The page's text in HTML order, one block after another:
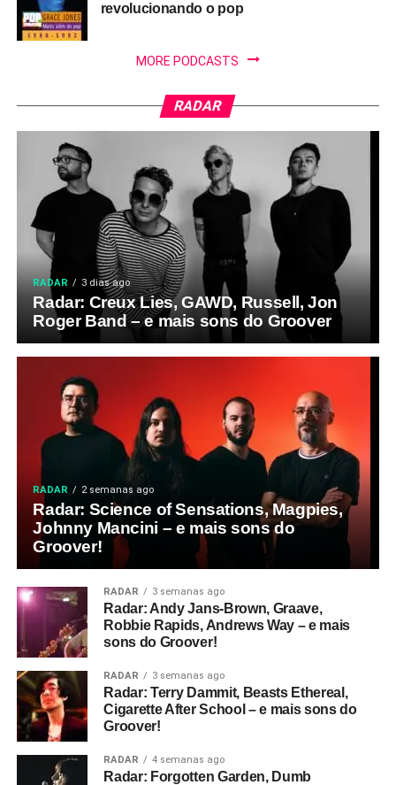
revolucionando o pop
MORE PODCASTS
RADAR
RADAR 3 dias ago
Radar: Creux Lies, GAWD, Russell, Jon
Roger Band – e mais sons do Groover
RADAR 2 semanas ago
Radar: Science of Sensations, Magpies,
Johnny Mancini – e mais sons do
Groover!
RADAR 3 semanas ago
Radar: Andy Jans-Brown, Graave,
Robbie Rapids, Andrews Way – e mais
sons do Groover!
RADAR 3 semanas ago
Radar: Terry Dammit, Beasts Ethereal,
Cigarette After School – e mais sons do
Groover!
RADAR 4 semanas ago
Radar: Forgotten Garden, Dumb